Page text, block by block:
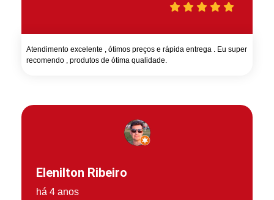
Atendimento excelente , ótimos preços e rápida entrega . Eu super
recomendo , produtos de ótima qualidade.
Elenilton Ribeiro
há 4 anos